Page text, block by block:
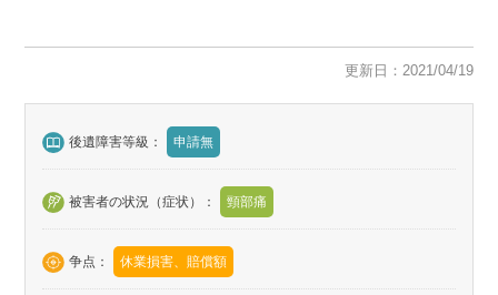
更新日：2021/04/19
後遺障害等級： 申請無
被害者の状況（症状）： 頸部痛
争点： 休業損害、賠償額